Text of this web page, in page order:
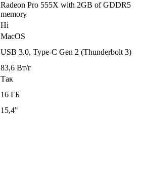
Radeon Pro 555X with 2GB of GDDR5
memory
Ні
MacOS
USB 3.0, Type-C Gen 2 (Thunderbolt 3)
83,6 Вт/г
Так
16 ГБ
15,4"